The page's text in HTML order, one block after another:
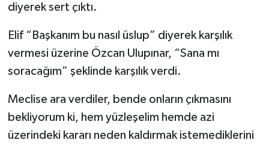
diyerek sert çıktı.
Elif “Başkanım bu nasıl üslup” diyerek karşılık
vermesi üzerine Özcan Ulupınar, “Sana mı
soracağım” şeklinde karşılık verdi.
Meclise ara verdiler, bende onların çıkmasını
bekliyorum ki, hem yüzleşelim hemde azi
üzerindeki kararı neden kaldırmak istemediklerini